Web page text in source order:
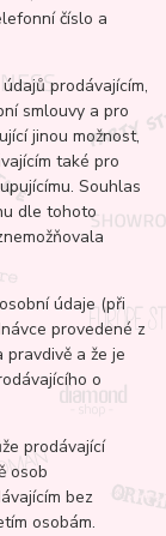
číslo a
prodávajícím,
smlouvy a pro
jinou možnost,
také pro
Souhlas
dle tohoto
údaje (při
provedené z
a že je
o
prodávající
osob
bez
osobám.